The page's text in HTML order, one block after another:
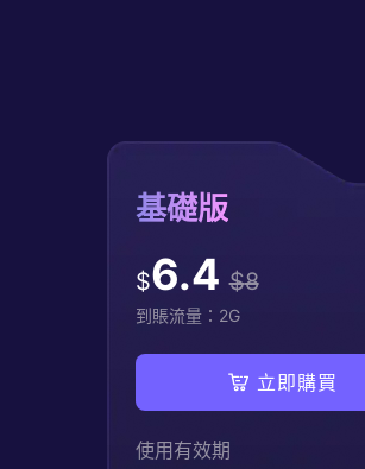
基礎版
$6.4 $8
到賬流量： 2G
立即購買
使用有效期